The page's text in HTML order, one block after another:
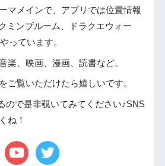
マメインで、アプリでは位置情報
ミンブルーム、ドラクエウォー
っています。
楽、映画、漫画、読書など。
ご覧いただけたら嬉しいです。
ので是非覗いてみてください♪SNS
ね！